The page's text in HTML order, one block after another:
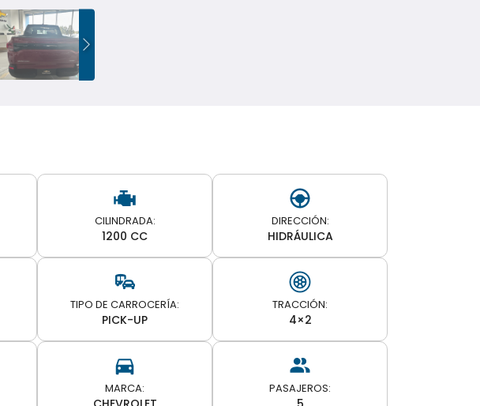
CILINDRADA:
1200 CC
DIRECCIÓN:
HIDRÁULICA
TIPO DE CARROCERÍA:
PICK-UP
TRACCIÓN:
4×2
MARCA: PASAJEROS: